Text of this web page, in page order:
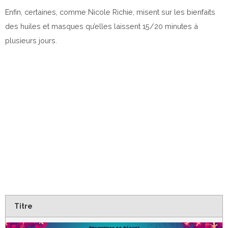
Enfin, certaines, comme Nicole Richie, misent sur les bienfaits
des huiles et masques qu’elles laissent 15/20 minutes à
plusieurs jours.
Titre